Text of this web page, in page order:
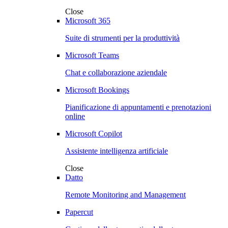
Close
Microsoft 365
Suite di strumenti per la produttività
Microsoft Teams
Chat e collaborazione aziendale
Microsoft Bookings
Pianificazione di appuntamenti e prenotazioni
online
Microsoft Copilot
Assistente intelligenza artificiale
Close
Datto
Remote Monitoring and Management
Papercut